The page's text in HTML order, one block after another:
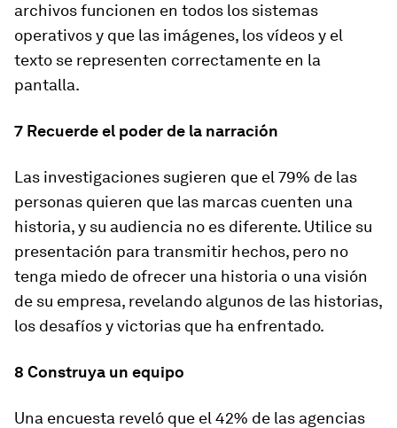
archivos funcionen en todos los sistemas
operativos y que las imágenes, los vídeos y el
texto se representen correctamente en la
pantalla.
7 Recuerde el poder de la narración
Las investigaciones sugieren que el 79% de las
personas quieren que las marcas cuenten una
historia, y su audiencia no es diferente. Utilice su
presentación para transmitir hechos, pero no
tenga miedo de ofrecer una historia o una visión
de su empresa, revelando algunos de las historias,
los desafíos y victorias que ha enfrentado.
8 Construya un equipo
Una encuesta reveló que el 42% de las agencias